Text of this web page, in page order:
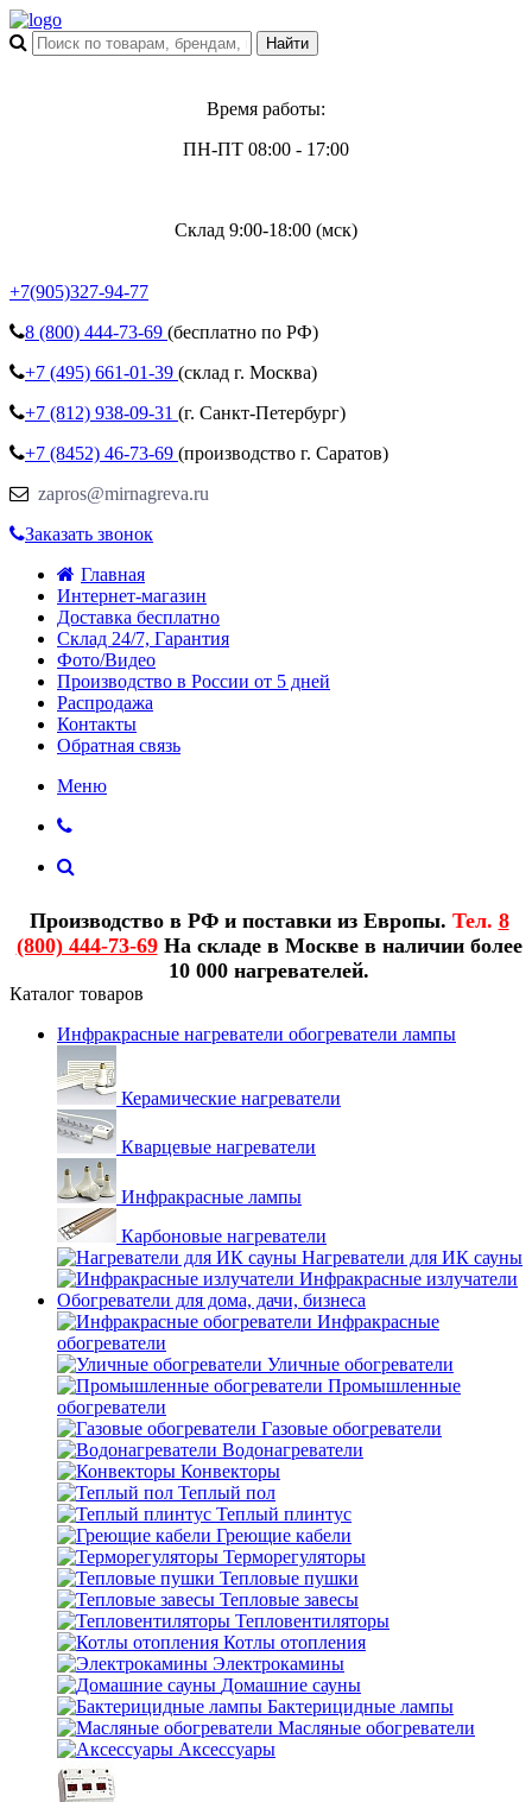
Время работы:
ПН-ПТ 08:00 - 17:00
Склад 9:00-18:00 (мск)
+7(905)327-94-77
8 (800) 444-73-69 (бесплатно по РФ)
+7 (495) 661-01-39 (склад г. Москва)
+7 (812) 938-09-31 (г. Санкт-Петербург)
+7 (8452) 46-73-69 (производство г. Саратов)
zapros@mirnagreva.ru
Заказать звонок
Главная
Интернет-магазин
Доставка бесплатно
Склад 24/7, Гарантия
Фото/Видео
Производство в России от 5 дней
Распродажа
Контакты
Обратная связь
Меню
Производство в РФ и поставки из Европы. Тел. 8
(800) 444-73-69На складе в Москве в наличии более
10 000 нагревателей.
Каталог товаров
Инфракрасные нагреватели обогреватели лампы
Керамические нагреватели
Кварцевые нагреватели
Инфракрасные лампы
Карбоновые нагреватели
Нагреватели для ИК сауны
Инфракрасные излучатели
Обогреватели для дома, дачи, бизнеса
Инфракрасные
обогреватели
Уличные обогреватели
Промышленные
обогреватели
Газовые обогреватели
Водонагреватели
Конвекторы
Теплый пол
Теплый плинтус
Греющие кабели
Терморегуляторы
Тепловые пушки
Тепловые завесы
Тепловентиляторы
Котлы отопления
Электрокамины
Домашние сауны
Бактерицидные лампы
Масляные обогреватели
Аксессуары